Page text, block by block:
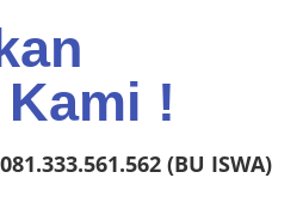
!
(BU ISWA)